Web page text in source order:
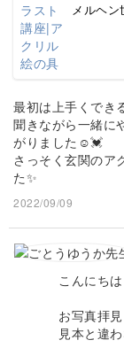
メルヘ
最初は上手くでき
聞きながら一緒に
がりました☺️💓
さっそく玄関のア
た✨
2022/09/09
こんにち
お写真拝
見本と違